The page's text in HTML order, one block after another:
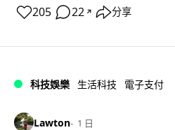
205 22 ↗ 分享
科技娛樂 生活科技 電子支付
Lawton 1 日